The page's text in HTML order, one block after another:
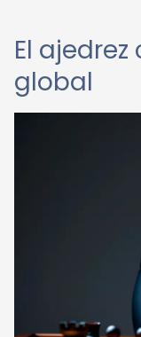
El
global